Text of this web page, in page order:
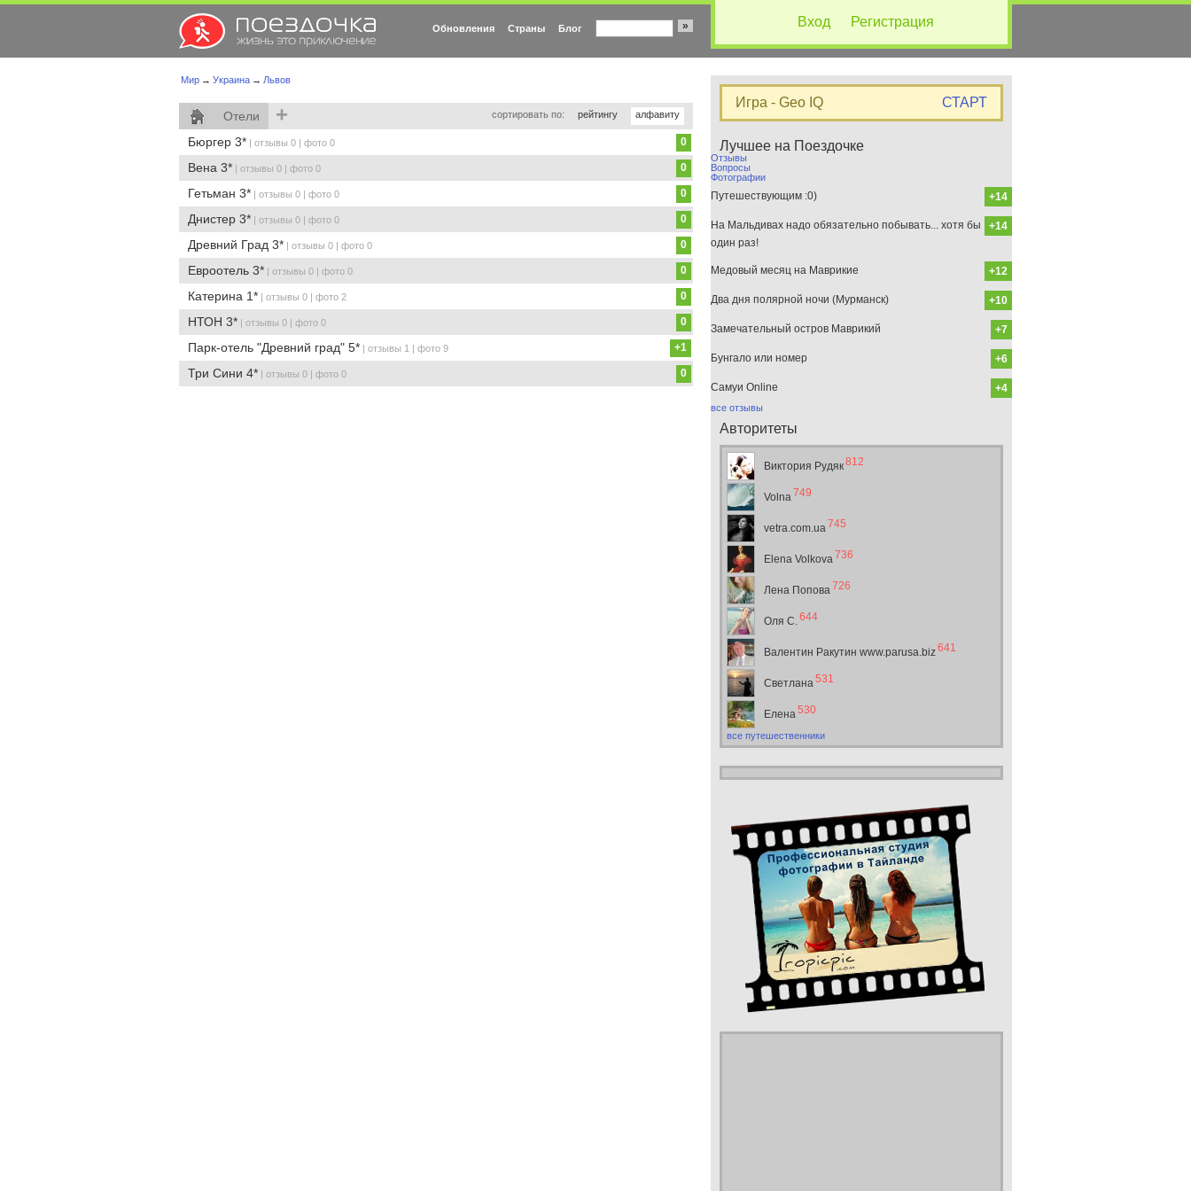
Вход Регистрация
Обновления Страны Блог »
Мир → Украина → Львов
Отели + сортировать по: рейтингу алфавиту
0
Бюргер 3* | отзывы 0 | фото 0
0
Вена 3* | отзывы 0 | фото 0
0
Гетьман 3* | отзывы 0 | фото 0
0
Днистер 3* | отзывы 0 | фото 0
0
Древний Град 3* | отзывы 0 | фото 0
0
Евроотель 3* | отзывы 0 | фото 0
0
Катерина 1* | отзывы 0 | фото 2
0
НТОН 3* | отзывы 0 | фото 0
+1
Парк-отель "Древний град" 5* | отзывы 1 | фото 9
0
Три Сини 4* | отзывы 0 | фото 0
Игра - Geo IQ СТАРТ
Лучшее на Поездочке
Отзывы
Вопросы
Фотографии
+14
Путешествующим :0)
+14
На Мальдивах надо обязательно побывать... хотя бы
один раз!
+12
Медовый месяц на Маврикие
+10
Два дня полярной ночи (Мурманск)
+7
Замечательный остров Маврикий
+6
Бунгало или номер
+4
Самуи Online
все отзывы
Авторитеты
Виктория Рудяк812
Volna749
vetra.com.ua745
Elena Volkova736
Лена Попова726
Оля С.644
Валентин Ракутин www.parusa.biz641
Светлана531
Елена530
все путешественники